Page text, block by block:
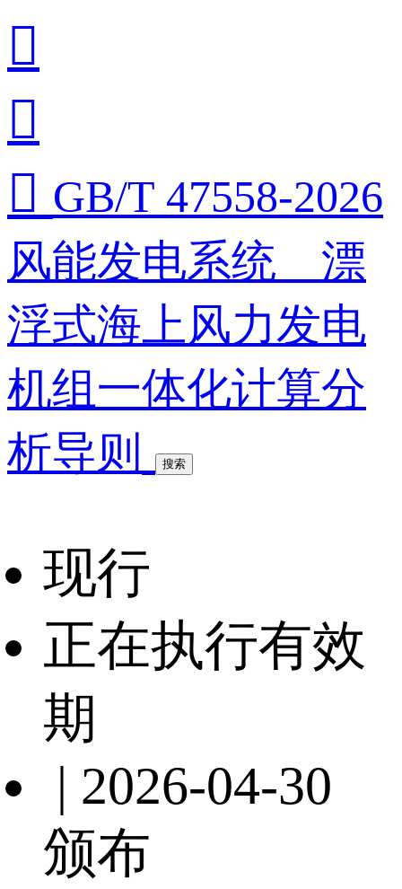


 GB/T 47558-2026
风能发电系统 漂
浮式海上风力发电
机组一体化计算分
析导则
搜索
现行
正在执行有效
期
| 2026-04-30
颁布